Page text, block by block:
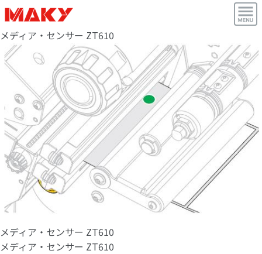
メディア・センサー ZT610
メディア・センサー ZT610
メディア・センサー ZT610